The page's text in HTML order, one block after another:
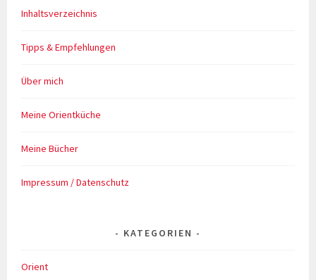
Inhaltsverzeichnis
Tipps & Empfehlungen
Über mich
Meine Orientküche
Meine Bücher
Impressum / Datenschutz
KATEGORIEN
Orient